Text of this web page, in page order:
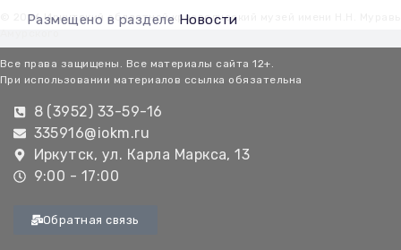
Размещено в разделе Новости
© 2026 Иркутский областной краеведческий музей имени Н.Н.
Все права защищены. Все материалы сайта 12+.
При использовании материалов ссылка обязательна
8 (3952) 33-59-16
335916@iokm.ru
Иркутск, ул. Карла Маркса, 13
9:00 - 17:00
Обратная связь